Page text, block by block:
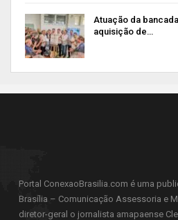
Atuação da
aquisição de…
Portal ConexaoBrasilia.com é uma
Brasília – Comunicação Assessoria e
diretor-geral o jornalista amapaense